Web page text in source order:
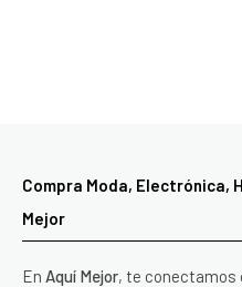
Compra Moda, Electrónica,
Mejor
En Aquí Mejor, te conectamos